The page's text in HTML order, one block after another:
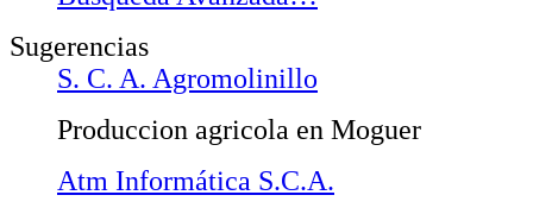
Sugerencias
S. C. A. Agromolinillo
Produccion agricola en Moguer
Atm Informática S.C.A.